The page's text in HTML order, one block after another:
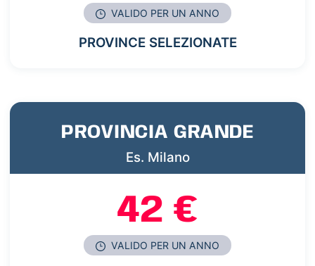
VALIDO PER UN ANNO
PROVINCE SELEZIONATE
PROVINCIA GRANDE
Es. Milano
42 €
VALIDO PER UN ANNO